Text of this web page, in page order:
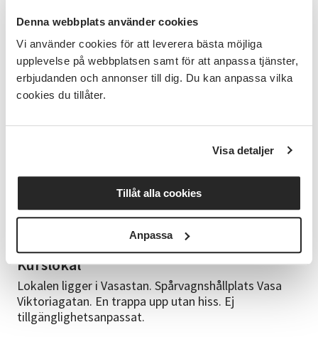
Denna webbplats använder cookies
Vi använder cookies för att leverera bästa möjliga
upplevelse på webbplatsen samt för att anpassa tjänster,
erbjudanden och annonser till dig. Du kan anpassa vilka
cookies du tillåter.
Visa detaljer
Tillåt alla cookies
Anpassa
passar till garnet.
Materialinformation skickas inför kursstart.
Kurstid
Söndag 1 november kl 9:00 - 16:00 (1 hs lunchpaus)
Moa P. Blomqvist har med virknålen som vapen och
synen på virkning. Med 24 års virkande i bagaget,
enorm färgglädje och en hälsosam dos nostalgi
virkar sig Moa på sätt du aldrig sett förut. Hon driver
sedan 2020 företaget Honse.
Kurslokal
Lokalen ligger i Vasastan. Spårvagnshållplats Vasa
Viktoriagatan. En trappa upp utan hiss. Ej
tillgänglighetsanpassat.